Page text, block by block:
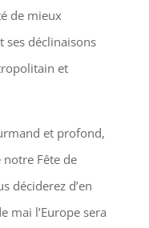
de mieux
ses déclinaisons
et
et profond,
Fête de
déciderez d’en
mai l’Europe sera